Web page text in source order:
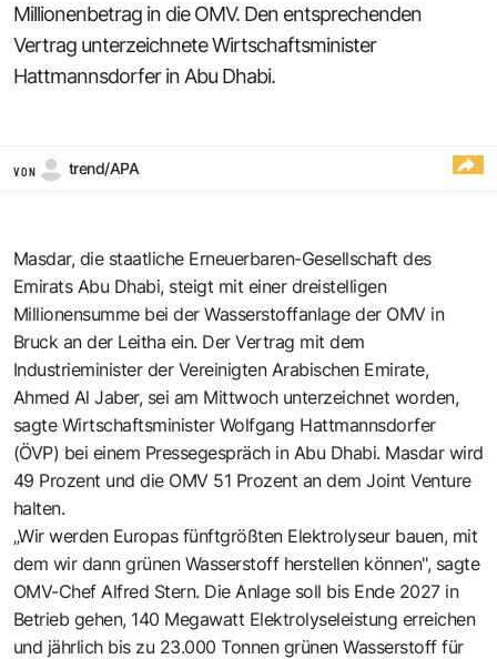
Millionenbetrag in die OMV. Den entsprechenden
Vertrag unterzeichnete Wirtschaftsminister
Hattmannsdorfer in Abu Dhabi.
VON trend/APA
Masdar, die staatliche Erneuerbaren-Gesellschaft des
Emirats Abu Dhabi, steigt mit einer dreistelligen
Millionensumme bei der Wasserstoffanlage der OMV in
Bruck an der Leitha ein. Der Vertrag mit dem
Industrieminister der Vereinigten Arabischen Emirate,
Ahmed Al Jaber, sei am Mittwoch unterzeichnet worden,
sagte Wirtschaftsminister Wolfgang Hattmannsdorfer
(ÖVP) bei einem Pressegespräch in Abu Dhabi. Masdar wird
49 Prozent und die OMV 51 Prozent an dem Joint Venture
halten.
„Wir werden Europas fünftgrößten Elektrolyseur bauen, mit
dem wir dann grünen Wasserstoff herstellen können", sagte
OMV-Chef Alfred Stern. Die Anlage soll bis Ende 2027 in
Betrieb gehen, 140 Megawatt Elektrolyseleistung erreichen
und jährlich bis zu 23.000 Tonnen grünen Wasserstoff für